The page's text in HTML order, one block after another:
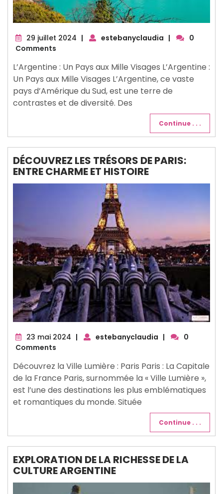
29 juillet 2024 29
| estebanyclaudia |
0
Comments
L’Argentine : Un Pays aux Mille Visages L’Argentine :
Un Pays aux Mille Visages L’Argentine, ce vaste
pays d’Amérique du Sud, est une terre de
contrastes et de diversité. Des
Continue . . .
DÉCOUVREZ LES TRÉSORS DE PARIS:
ENTRE CHARME ET HISTOIRE
23 mai 2024 23
| estebanyclaudia |
0
Comments
Découvrez la Ville Lumière : Paris Paris : La Capitale
de la France Paris, surnommée la « Ville Lumière »,
est l’une des destinations les plus emblématiques
et romantiques du monde. Située
Continue . . .
EXPLORATION DE LA RICHESSE DE LA
CULTURE ARGENTINE